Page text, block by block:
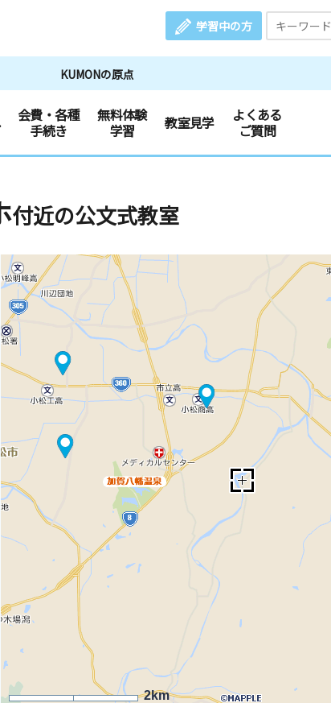
学習中の方
KUMONの原点
会費・各種
手続き
無料体験
学習
教室見学
よくある
ご質問
付近の公文式教室
2km